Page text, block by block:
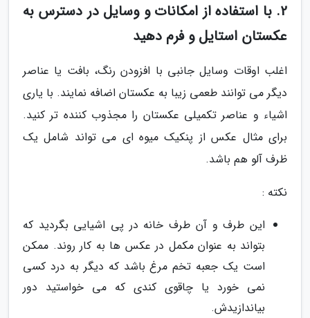
2. با استفاده از امکانات و وسایل در دسترس به
عکستان استایل و فرم دهید
اغلب اوقات وسایل جانبی با افزودن رنگ، بافت یا عناصر
دیگر می توانند طعمی زیبا به عکستان اضافه نمایند. با یاری
اشیاء و عناصر تکمیلی عکستان را مجذوب کننده تر کنید.
برای مثال عکس از پنکیک میوه ای می تواند شامل یک
ظرف آلو هم باشد.
نکته :
این طرف و آن طرف خانه در پی اشیایی بگردید که
بتواند به عنوان مکمل در عکس ها به کار روند. ممکن
است یک جعبه تخم مرغ باشد که دیگر به درد کسی
نمی خورد یا چاقوی کندی که می خواستید دور
بیاندازیدش.